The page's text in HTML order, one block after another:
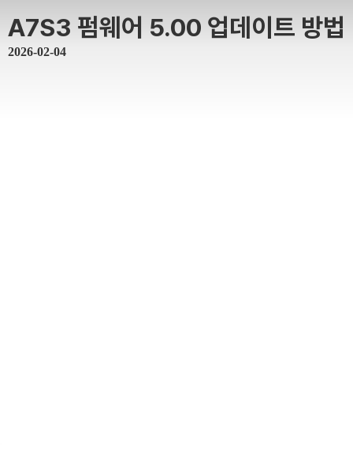
A7S3 펌웨어 5.00 업데이트 방법
2026-02-04